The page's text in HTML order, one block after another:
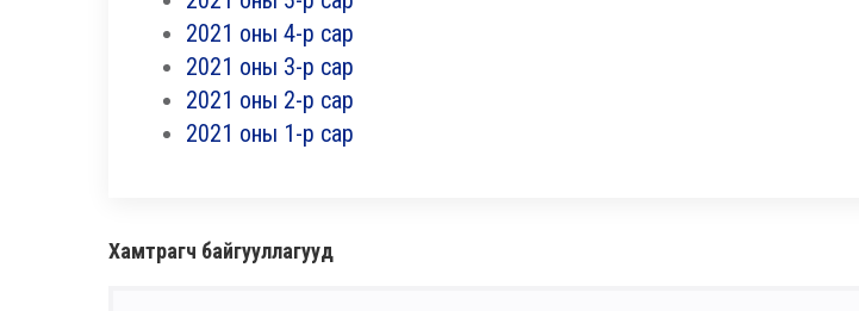
2021 оны 4-р сар
2021 оны 3-р сар
2021 оны 2-р сар
2021 оны 1-р сар
Хамтрагч байгууллагууд